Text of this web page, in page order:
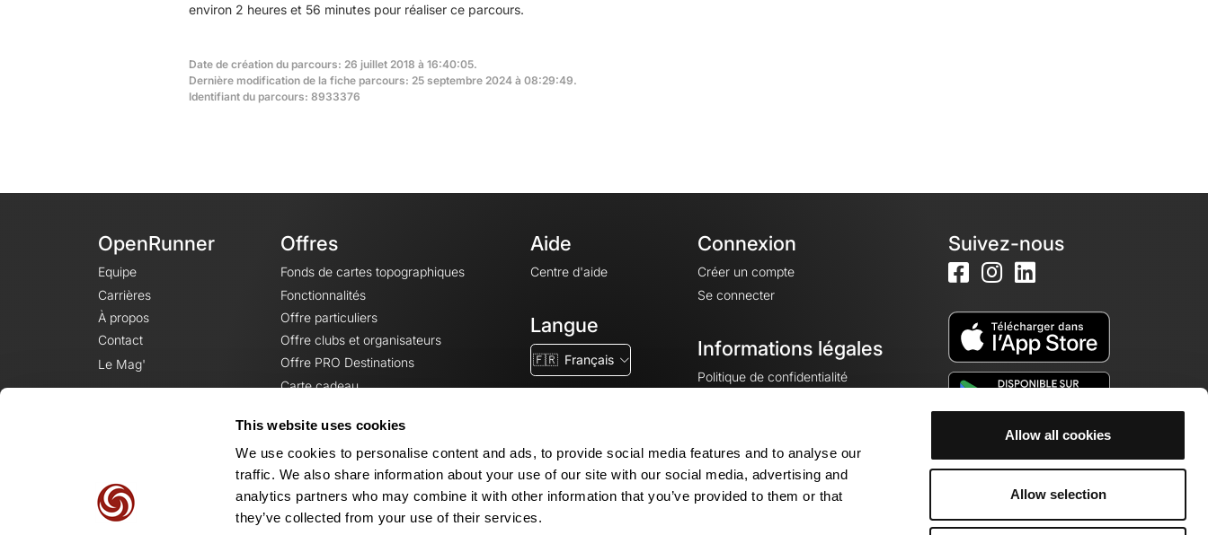
This website uses cookies
We use cookies to personalise content and ads, to provide social media features and to analyse our
traffic. We also share information about your use of our site with our social media, advertising and
analytics partners who may combine it with other information that you’ve provided to them or that
they’ve collected from your use of their services.
Allow all cookies
Allow selection
environ 2 heures et 56 minutes pour réaliser ce parcours.
Date de création du parcours: 26 juillet 2018 à 16:40:05.
Dernière modification de la fiche parcours: 25 septembre 2024 à 08:29:49.
Identifiant du parcours: 8933376
OpenRunner
Equipe
Carrières
À propos
Contact
Le Mag'
Offres
Fonds de cartes topographiques
Fonctionnalités
Offre particuliers
Offre clubs et organisateurs
Offre PRO Destinations
Carte cadeau
Aide
Centre d'aide
Langue
🇫🇷 Français
Connexion
Créer un compte
Se connecter
Informations légales
Politique de confidentialité
Mentions légales
Paramètres des cookies
Suivez-nous